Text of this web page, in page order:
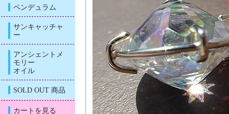
ペンデュラム
サンキャッチャ
ー
アンシェントメ
モリー
オイル
SOLD OUT 商品
カートを見る